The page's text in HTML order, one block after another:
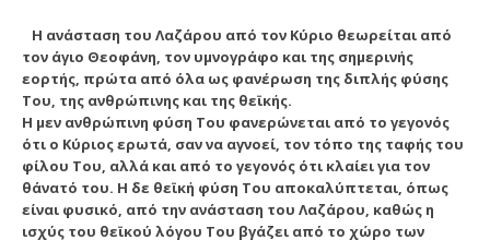
Η ανάσταση του Λαζάρου από τον Κύριο θεωρείται από
τον άγιο Θεοφάνη, τον υμνογράφο και της σημερινής
εορτής, πρώτα από όλα ως φανέρωση της διπλής φύσης
Του, της ανθρώπινης και της θεϊκής.
Η μεν ανθρώπινη φύση Του φανερώνεται από το γεγονός
ότι ο Κύριος ερωτά, σαν να αγνοεί, τον τόπο της ταφής του
φίλου Του, αλλά και από το γεγονός ότι κλαίει για τον
θάνατό του. Η δε θεϊκή φύση Του αποκαλύπτεται, όπως
είναι φυσικό, από την ανάσταση του Λαζάρου, καθώς η
ισχύς του θεϊκού λόγου Του βγάζει από το χώρο των